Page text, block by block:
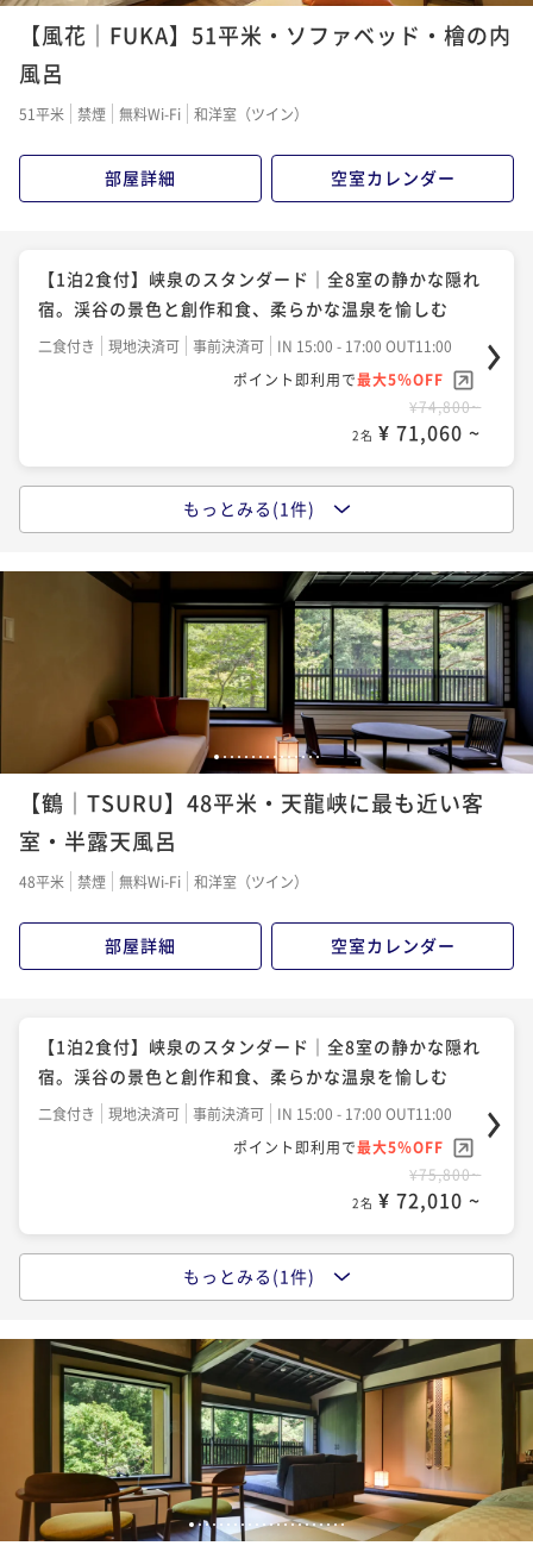
【風花｜FUKA】51平米・ソファベッド・檜の内
風呂
51平米 禁煙 無料Wi-Fi 和洋室（ツイン）
部屋詳細 空室カレンダー
【1泊2食付】峡泉のスタンダード｜全8室の静かな隠れ
宿。渓谷の景色と創作和食、柔らかな温泉を愉しむ
二食付き 現地決済可 事前決済可
IN 15:00 - 17:00 OUT11:00
ポイント即利用で最大5％OFF
¥74,800~
2名 ¥ 71,060 ~
【1泊2食付・記念日】峡泉で祝う特別な日｜静かな隠
現地決済可 事前決済可
IN 15:00 - 17:00 OUT11:00
ポイント即利用で最大5％OFF
¥80,800~
2名 ¥ 76,760 ~
もっとみる(1件)
123456789101112131415
【鶴｜TSURU】48平米・天龍峡に最も近い客
室・半露天風呂
48平米 禁煙 無料Wi-Fi 和洋室（ツイン）
部屋詳細 空室カレンダー
【1泊2食付】峡泉のスタンダード｜全8室の静かな隠れ
宿。渓谷の景色と創作和食、柔らかな温泉を愉しむ
二食付き 現地決済可 事前決済可
IN 15:00 - 17:00 OUT11:00
ポイント即利用で最大5％OFF
¥75,800~
2名 ¥ 72,010 ~
【1泊2食付・記念日】峡泉で祝う特別な日｜静かな隠
二食付き 現地決済可 事前決済可
IN 15:00 - 17:00 OUT11:00
ポイント即利用で最大5％OFF
¥81,800~
2名 ¥ 77,710 ~
もっとみる(1件)
12345 6 78 9 10111213141516171819202122